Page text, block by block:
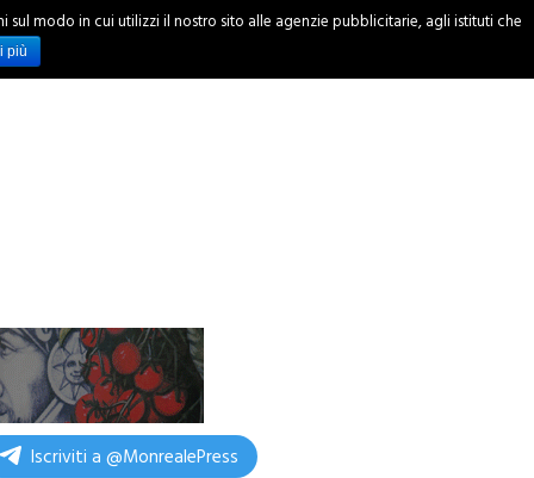
INCHIESTE
Iscriviti a @MonrealePress
modo in cui utilizzi il nostro sito alle agenzie pubblicitarie, agli istituti che
più